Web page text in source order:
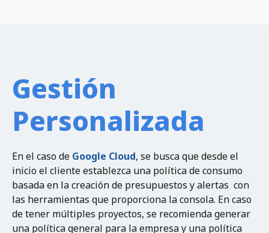
Gestión
Personalizada
En el caso de Google Cloud, se busca que desde el
inicio el cliente establezca una política de consumo
basada en la creación de presupuestos y alertas con
las herramientas que proporciona la consola. En caso
de tener múltiples proyectos, se recomienda generar
una política general para la empresa y una política